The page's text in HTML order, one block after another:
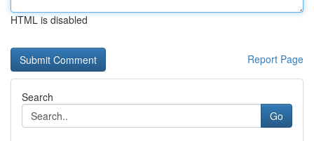
HTML is disabled
Report Page
Search
Go